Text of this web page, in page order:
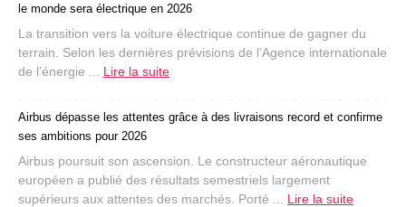
le monde sera électrique en 2026
La transition vers la voiture électrique continue de gagner du
terrain. Selon les dernières prévisions de l’Agence internationale
de l’énergie ... Lire la suite
Airbus dépasse les attentes grâce à des livraisons record et confirme
ses ambitions pour 2026
Airbus poursuit son ascension. Le constructeur aéronautique
européen a publié des résultats semestriels largement
supérieurs aux attentes des marchés. Porté ... Lire la suite